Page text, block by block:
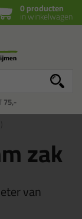
0 producten
in winkelwagen
75,-
zak
van